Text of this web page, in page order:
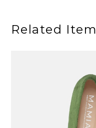
Related